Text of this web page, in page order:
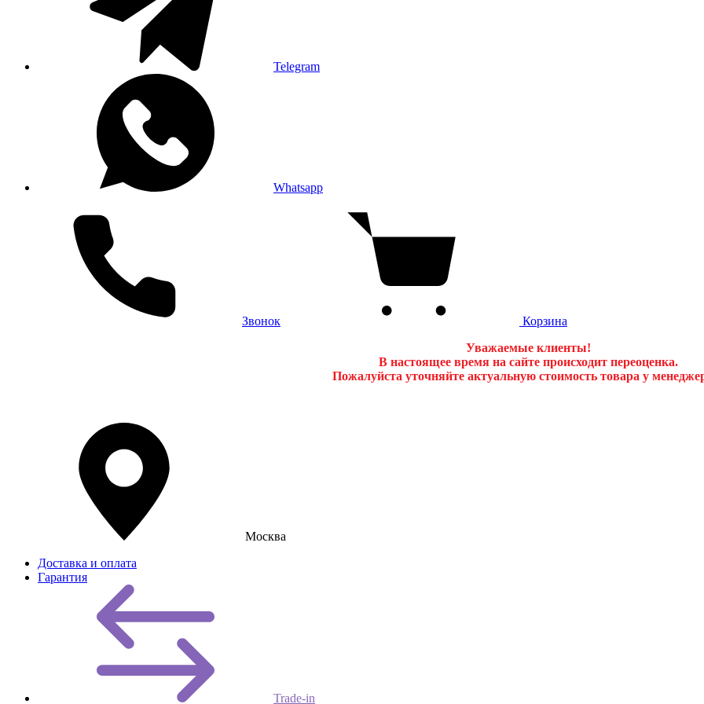
Telegram
Whatsapp
Звонок
Корзина
Уважаемые клиенты!
В настоящее время на сайте происходит переоценка.
Пожалуйста уточняйте актуальную стоимость товара у
Москва
Доставка и оплата
Гарантия
Trade-in